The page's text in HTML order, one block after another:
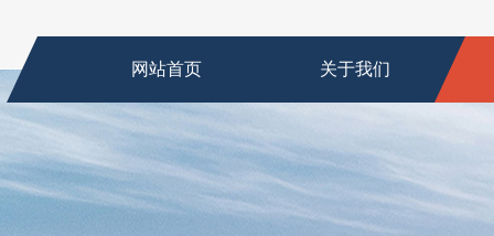
网站首页 关于我们